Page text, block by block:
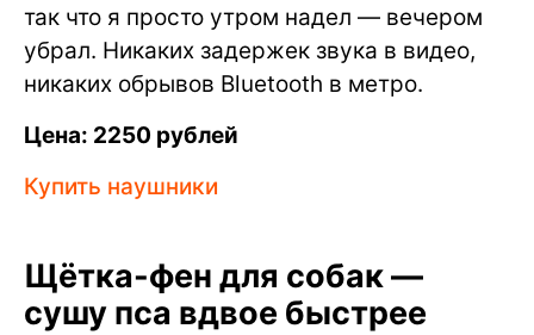
так что я просто утром надел — вечером
убрал. Никаких задержек звука в видео,
никаких обрывов Bluetooth в метро.
Цена: 2250 рублей
Купить наушники
Щётка-фен для собак —
сушу пса вдвое быстрее